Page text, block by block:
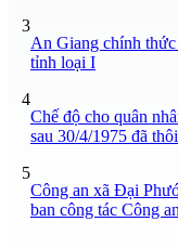
3
An Giang chính
tỉnh loại I
4
Chế độ cho quân
sau 30/4/1975 đã
5
Công an xã Đại
ban công tác Công